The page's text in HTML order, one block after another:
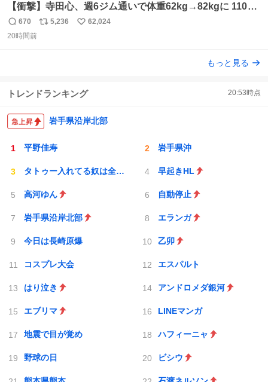
【衝撃】寺田心、週6ジム通いで体重62kg→82kgに 110kg
のベンチプレス持ち上げる姿披露
news.livedoor.com/article/detail… 元々自重のみだった
のためおにぎり10個、ゼリー飲料3～4本、パスタと毎日4
返
信
670
リ
5,236
い
62,024
20時間前
もっと見る
トレンドランキング 20:53時点
岩手県沿岸北部
平野佳寿 岩手県沖
タトゥー入れてる奴は全員バカです 早起きHL
高河ゆん 自動停止
岩手県沿岸北部 エランガ
今日は長崎原爆 乙卯
コスプレ大会 エスパルト
はり泣き アンドロメダ銀河
エブリマ LINEマンガ
地震で目が覚め ハフィーニャ
野球の日 ビシウ